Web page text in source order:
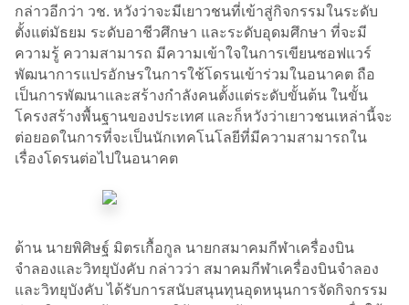
กล่าวอีกว่า วช. หวังว่าจะมีเยาวชนที่เข้าสู่กิจกรรมในระดับ
ตั้งแต่มัธยม ระดับอาชีวศึกษา และระดับอุดมศึกษา ที่จะมี
ความรู้ ความสามารถ มีความเข้าใจในการเขียนซอฟแวร์
พัฒนาการแปรอักษรในการใช้โดรนเข้าร่วมในอนาคต ถือ
เป็นการพัฒนาและสร้างกำลังคนตั้งแต่ระดับขั้นต้น ในขั้น
โครงสร้างพื้นฐานของประเทศ และก็หวังว่าเยาวชนเหล่านี้จะ
ต่อยอดในการที่จะเป็นนักเทคโนโลยีที่มีความสามารถใน
เรื่องโดรนต่อไปในอนาคต
ด้าน นายพิศิษฐ์ มิตรเกื้อกูล นายกสมาคมกีฬาเครื่องบิน
จำลองและวิทยุบังคับ กล่าวว่า สมาคมกีฬาเครื่องบินจำลอง
และวิทยุบังคับ ได้รับการสนับสนุนทุนอุดหนุนการจัดกิจกรรม